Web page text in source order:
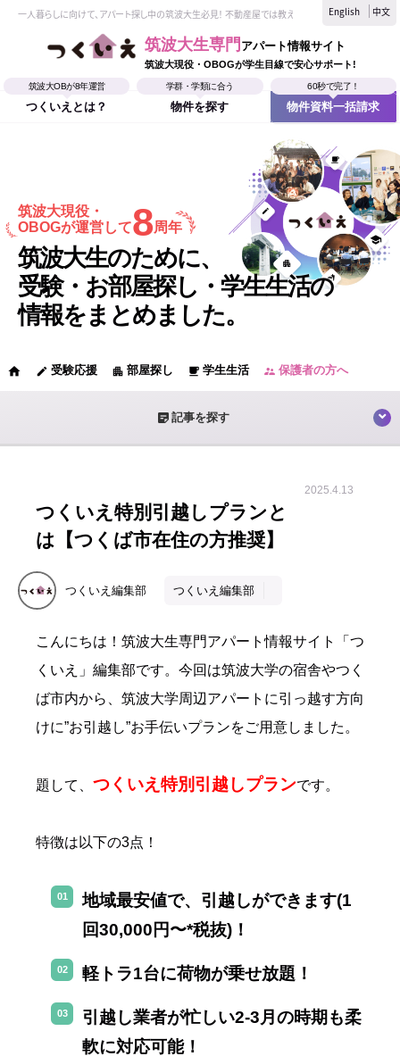
一人暮らしに向けて、アパート探し中の筑波大生必見！ 不動産屋では教えてくれない、筑波大生なら
English 中文
筑波大生専門 アパート情報サイト
筑波大現役・OBOGが学生目線で安心サポート!
筑波大OBが8年運営
つくいえとは？
学群・学類に合う
物件を探す
60秒で完了！
物件資料一括請求
筑波大現役・
OBOGが運営して8周年
筑波大生のために、
受験・お部屋探し・学生生活の
情報をまとめました。
home edit 受験応援 apartment 部屋探し local_cafe 学生生活 supervisor_account 保護者の方へ
sticky_note_2 記事を探す
2025.4.13
つくいえ特別引越しプランと
は【つくば市在住の方推奨】
つくいえ編集部 つくいえ編集部
こんにちは！筑波大生専門アパート情報サイト「つ
くいえ」編集部です。 今回は筑波大学の宿舎やつく
ば市内から、筑波大学周辺アパートに引っ越す方向
けに”お引越し”お手伝いプランをご用意しました。
題して、 つくいえ特別引越しプランです。
特徴は以下の3点！
地域最安値で、引越しができます(1
回30,000円〜*税抜)！
軽トラ1台に荷物が乗せ放題！
引越し業者が忙しい2-3月の時期も柔
軟に対応可能！